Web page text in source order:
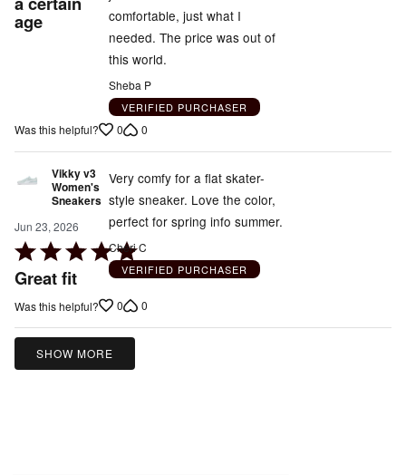
of
age
comfortable, just what I
needed. The price was out of
this world.
Sheba P
VERIFIED PURCHASER
Was this helpful? 0 0
Vikky v3
Women's
Sneakers
Jun 23, 2026
Rated
5
of
5
Great fit
Very comfy for a flat skater-
style sneaker. Love the color,
perfect for spring info summer.
Cheri C
VERIFIED PURCHASER
Was this helpful? 0 0
SHOW MORE